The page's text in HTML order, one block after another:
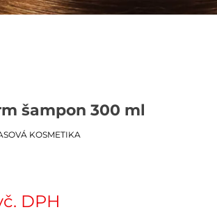
šampon 300 ml
KOSMETIKA
DPH